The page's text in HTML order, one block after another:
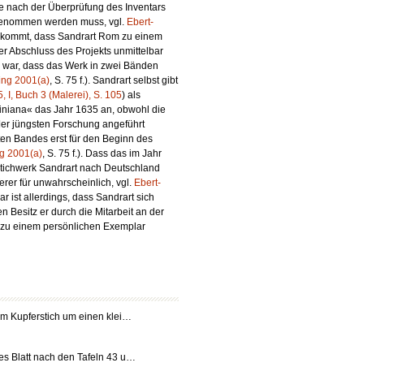
nach der Überprüfung des Inventars
werden muss, vgl. Ebert-
kommt, dass Sandrart Rom zu einem
Abschluss des Projekts unmittelbar
dass das Werk in zwei Bänden
2001(a) , S. 75 f.). Sandrart selbst gibt
I, Buch 3 (Malerei), S. 105) als
das Jahr 1635 an, obwohl die
jüngsten Forschung angeführt
Bandes erst für den Beginn des
2001(a) , S. 75 f.). Dass das im Jahr
Sandrart nach Deutschland
für unwahrscheinlich, vgl. Ebert-
ist allerdings, dass Sandrart sich
Besitz er durch die Mitarbeit an der
einem persönlichen Exemplar
Kupferstich um einen klei…
Blatt nach den Tafeln 43 u…